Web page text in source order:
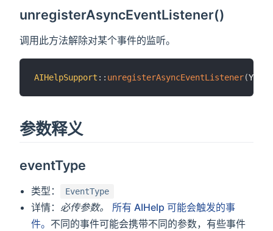
unregisterAsyncEventListener()
调用此方法解除对某个事件的监听。
AIHelpSupport :: unregisterAsyncEventListener(
参数释义
eventType
类型： EventType
详情：必传参数。
所有 AIHelp 可能会触发的事
件。 不同的事件可能会携带不同的参数，有些事件